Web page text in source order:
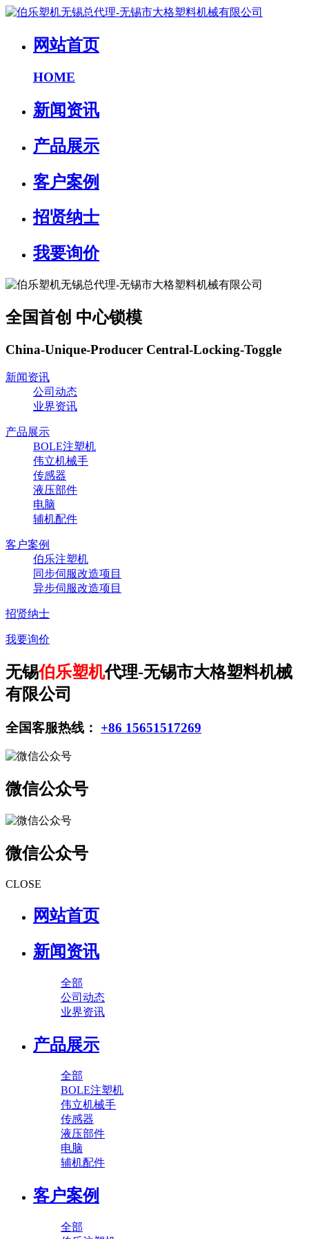
网站首页
HOME
新闻资讯
产品展示
客户案例
招贤纳士
我要询价
全国首创 中心锁模
China-Unique-Producer Central-Locking-Toggle
新闻资讯
公司动态
业界资讯
产品展示
BOLE注塑机
伟立机械手
传感器
液压部件
电脑
辅机配件
客户案例
伯乐注塑机
同步伺服改造项目
异步伺服改造项目
招贤纳士
我要询价
无锡伯乐塑机代理-无锡市大格塑料机械
有限公司
全国客服热线： +86 15651517269
微信公众号
微信公众号
CLOSE
网站首页
新闻资讯
全部
公司动态
业界资讯
产品展示
全部
BOLE注塑机
伟立机械手
传感器
液压部件
电脑
辅机配件
客户案例
全部